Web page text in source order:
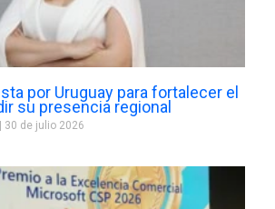
por Uruguay para fortalecer el
su presencia regional
30 de julio 2026